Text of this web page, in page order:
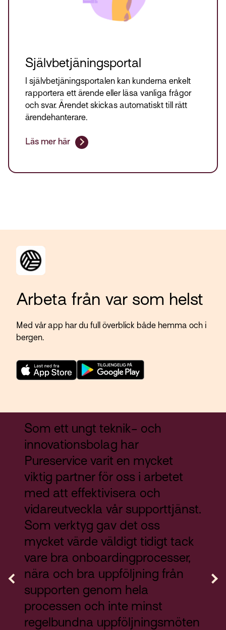
Självbetjäningsportal
I självbetjäningsportalen kan kunderna enkelt
rapportera ett ärende eller läsa vanliga frågor
och svar. Ärendet skickas automatiskt till rätt
ärendehanterare.
Läs mer här
Arbeta från var som helst
Med vår app har du full överblick både hemma och i
bergen.
Som ett ungt teknik- och
innovationsbolag har
Pureservice varit en mycket
viktig partner för oss i arbetet
med att effektivisera och
vidareutveckla vår supporttjänst.
Som verktyg gav det oss
mycket värde väldigt tidigt tack
vare bra onboardingprocesser,
nära och bra uppföljning från
supporten genom hela
processen och inte minst
regelbundna uppföljningsmöten